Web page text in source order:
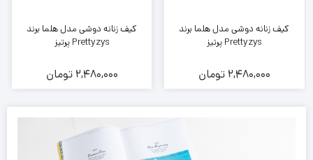
کیف زنانه دوشی مدل هلما برند
Prettyzys پرتیز
2,480,000 تومان
کیف زنانه دوشی مدل هلما برند
Prettyzys پرتیز
2,480,000 تومان